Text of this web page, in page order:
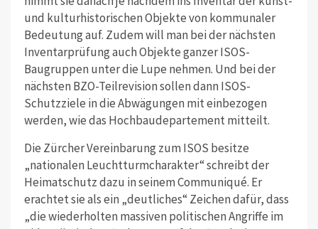
und kulturhistorischen Objekte von kommunaler
Bedeutung auf. Zudem will man bei der nächsten
Inventarprüfung auch Objekte ganzer ISOS-
Baugruppen unter die Lupe nehmen. Und bei der
nächsten BZO-Teilrevision sollen dann ISOS-
Schutzziele in die Abwägungen mit einbezogen
werden, wie das Hochbaudepartement mitteilt.
Die Zürcher Vereinbarung zum ISOS besitze
„nationalen Leuchtturmcharakter“ schreibt der
Heimatschutz dazu in seinem Communiqué. Er
erachtet sie als ein „deutliches“ Zeichen dafür, dass
„die wiederholten massiven politischen Angriffe im